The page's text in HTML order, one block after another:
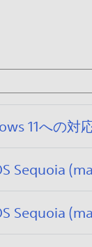
/
1
2
/
11への対
Sequoia
Sequoia